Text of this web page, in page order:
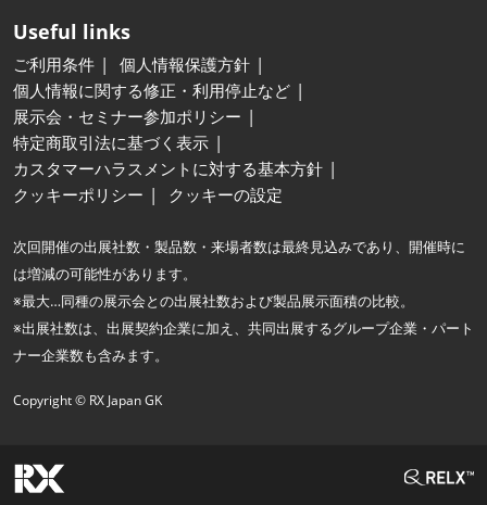
Useful links
ご利用条件
個人情報保護方針
個人情報に関する修正・利用停止など
展示会・セミナー参加ポリシー
特定商取引法に基づく表示
カスタマーハラスメントに対する基本方針
クッキーポリシー
クッキーの設定
次回開催の出展社数・製品数・来場者数は最終見込みであり、開催時に
は増減の可能性があります。
※最大…同種の展示会との出展社数および製品展示面積の比較。
※出展社数は、出展契約企業に加え、共同出展するグループ企業・パート
ナー企業数も含みます。
Copyright © RX Japan GK